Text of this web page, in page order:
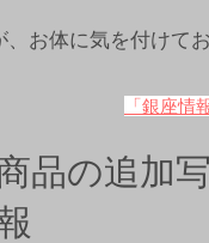
お体に気を付けて
「銀座情
品の追加